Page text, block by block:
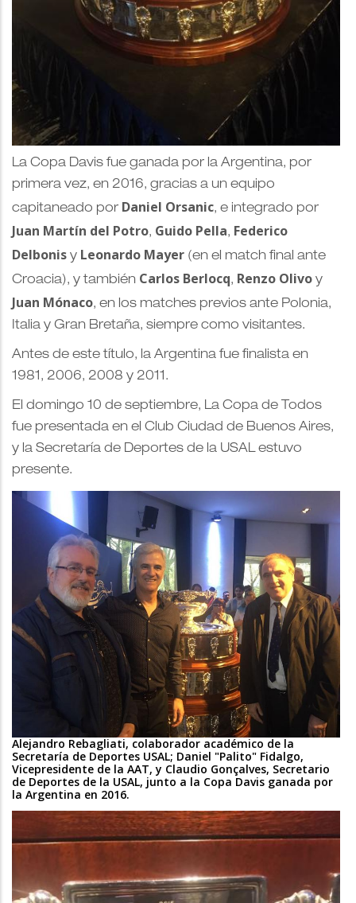
La Copa Davis fue ganada por la Argentina, por
primera vez, en 2016, gracias a un equipo
capitaneado por Daniel Orsanic, e integrado por
Juan Martín del Potro, Guido Pella, Federico
Delbonis y Leonardo Mayer (en el match final ante
Croacia), y también Carlos Berlocq, Renzo Olivo y
Juan Mónaco, en los matches previos ante Polonia,
Italia y Gran Bretaña, siempre como visitantes.
Antes de este título, la Argentina fue finalista en
1981, 2006, 2008 y 2011.
El domingo 10 de septiembre, La Copa de Todos
fue presentada en el Club Ciudad de Buenos Aires,
y la Secretaría de Deportes de la USAL estuvo
presente.
Alejandro Rebagliati, colaborador académico de la
Secretaría de Deportes USAL; Daniel "Palito" Fidalgo,
Vicepresidente de la AAT, y Claudio Gonçalves, Secretario
de Deportes de la USAL, junto a la Copa Davis ganada por
la Argentina en 2016.